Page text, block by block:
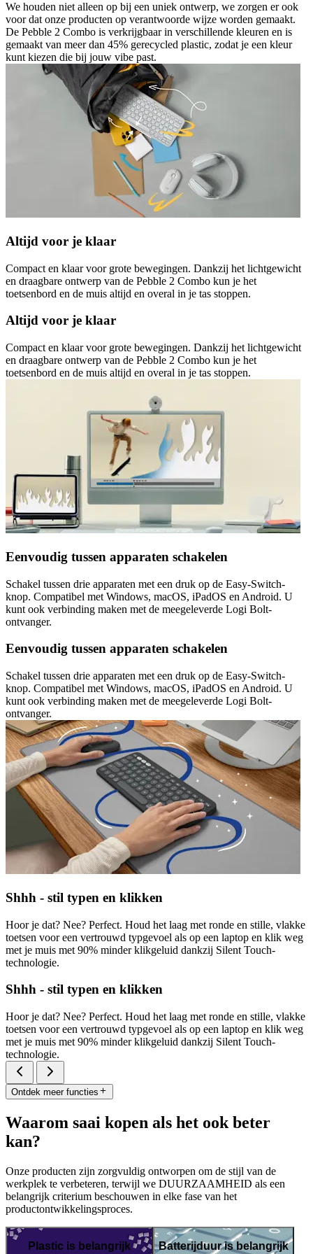
We houden niet alleen op bij een uniek ontwerp, we zorgen er ook
voor dat onze producten op verantwoorde wijze worden gemaakt.
De Pebble 2 Combo is verkrijgbaar in verschillende kleuren en is
gemaakt van meer dan 45% gerecycled plastic, zodat je een kleur
kunt kiezen die bij jouw vibe past.
Altijd voor je klaar
Compact en klaar voor grote bewegingen. Dankzij het lichtgewicht
en draagbare ontwerp van de Pebble 2 Combo kun je het
toetsenbord en de muis altijd en overal in je tas stoppen.
Altijd voor je klaar
Compact en klaar voor grote bewegingen. Dankzij het lichtgewicht
en draagbare ontwerp van de Pebble 2 Combo kun je het
toetsenbord en de muis altijd en overal in je tas stoppen.
Eenvoudig tussen apparaten schakelen
Schakel tussen drie apparaten met een druk op de Easy-Switch-
knop. Compatibel met Windows, macOS, iPadOS en Android. U
kunt ook verbinding maken met de meegeleverde Logi Bolt-
ontvanger.
Eenvoudig tussen apparaten schakelen
Schakel tussen drie apparaten met een druk op de Easy-Switch-
knop. Compatibel met Windows, macOS, iPadOS en Android. U
kunt ook verbinding maken met de meegeleverde Logi Bolt-
ontvanger.
Shhh - stil typen en klikken
Hoor je dat? Nee? Perfect. Houd het laag met ronde en stille, vlakke
toetsen voor een vertrouwd typgevoel als op een laptop en klik weg
met je muis met 90% minder klikgeluid dankzij Silent Touch-
technologie.
Shhh - stil typen en klikken
Hoor je dat? Nee? Perfect. Houd het laag met ronde en stille, vlakke
toetsen voor een vertrouwd typgevoel als op een laptop en klik weg
met je muis met 90% minder klikgeluid dankzij Silent Touch-
technologie.
Ontdek meer functies
Waarom saai kopen als het ook beter
kan?
Onze producten zijn zorgvuldig ontworpen om de stijl van de
werkplek te verbeteren, terwijl we DUURZAAMHEID als een
belangrijk criterium beschouwen in elke fase van het
productontwikkelingsproces.
Plastic is belangrijk Batterijduur is belangrijk